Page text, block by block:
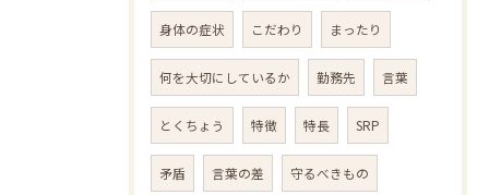
身体の症状 こだわり まったり
何を大切にしているか 勤務先 言葉
とくちょう 特徴 特長 SRP
矛盾 言葉の差 守るべきもの